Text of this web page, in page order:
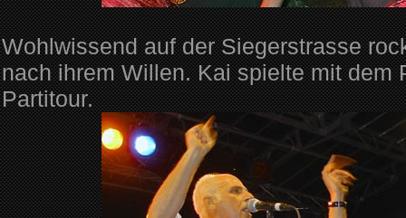
Wohlwissend auf der Siegerstrasse
nach ihrem Willen. Kai spielte mit dem
Partitour.